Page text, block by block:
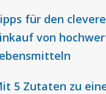
für den
von
5 Zutaten zu